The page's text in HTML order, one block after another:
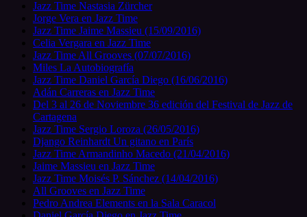
Jazz Time Nastasia Zürcher
Jorge Vera en Jazz Time
Jazz Time Jaime Massieu (15/09/2016)
Celia Vergara en Jazz Time
Jazz Time All Grooves (07/07/2016)
Miles La Autobiografía
Jazz Time Daniel García Diego (16/06/2016)
Adán Carreras en Jazz Time
Del 3 al 26 de Noviembre 36 edición del Festival de Jazz de
Cartagena
Jazz Time Sergio Loroza (26/05/2016)
Django Reinhardt Un gitano en París
Jazz Time Armandinho Macedo (21/04/2016)
Jaime Massieu en Jazz Time
Jazz Time Moisés P. Sánchez (14/04/2016)
All Grooves en Jazz Time
Pedro Andrea Elements en la Sala Caracol